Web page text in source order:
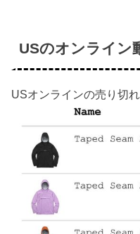
USのオンライン
USオンラインの売り切